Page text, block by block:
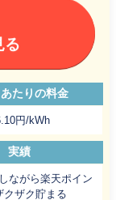
たりの料金
円/kWh
実績
ながら楽天ポイン
クザク貯まる